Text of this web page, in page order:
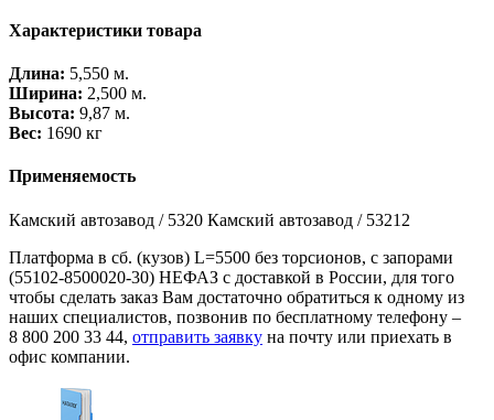
Характеристики товара
Длина: 5,550 м.
Ширина: 2,500 м.
Высота: 9,87 м.
Вес: 1690 кг
Применяемость
Камский автозавод / 5320 Камский автозавод / 53212
Платформа в сб. (кузов) L=5500 без торсионов, с запорами
(55102-8500020-30) НЕФАЗ с доставкой в России, для того
чтобы сделать заказ Вам достаточно обратиться к одному из
наших специалистов, позвонив по бесплатному телефону –
8 800 200 33 44, отправить заявку на почту или приехать в
офис компании.